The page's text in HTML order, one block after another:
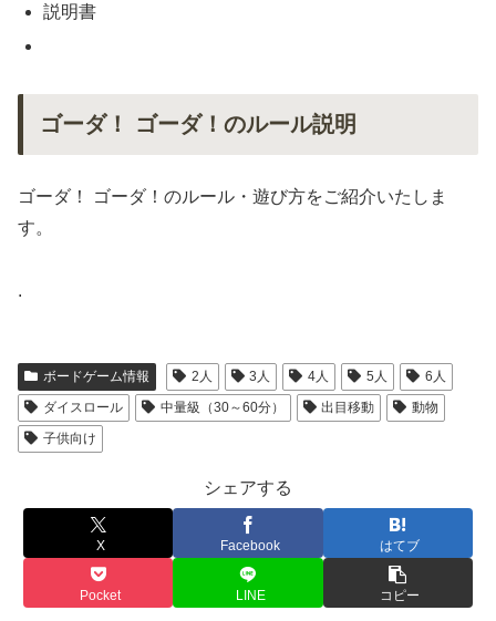
説明書
ゴーダ！ ゴーダ！のルール説明
ゴーダ！ ゴーダ！のルール・遊び方をご紹介いたしま
す。
.
ボードゲーム情報 2人 3人 4人 5人
6人
ダイスロール
中量級（30～60分） 出目移動
動物
子供向け
シェアする
X Facebook はてブ
Pocket LINE コピー